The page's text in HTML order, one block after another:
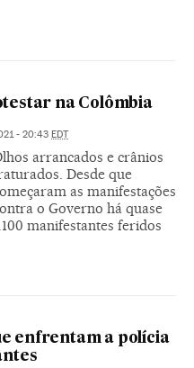
na Colômbia
- 20:43 EDT
arrancados e crânios
Desde que
as manifestações
o Governo há quase
manifestantes feridos
enfrentam a polícia